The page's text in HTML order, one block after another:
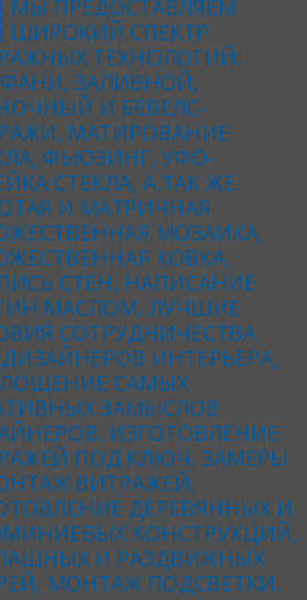
МЫ ПРЕДОСТАВЛЯЕМ
ШИРОКИЙ СПЕКТР
ТЕХНОЛОГИЙ:
ЗАЛИВНОЙ,
И БЕВЕЛС-
МАТИРОВАНИЕ
ФЬЮЗИНГ, УФО-
СТЕКЛА, А ТАК ЖЕ
И МАТРИЧНАЯ
МОЗАИКА,
КОВКА,
СТЕН, НАПИСАНИЕ
МАСЛОМ. ЛУЧШИЕ
СОТРУДНИЧЕСТВА
ИНТЕРЬЕРА,
САМЫХ
ЗАМЫСЛОВ
ИЗГОТОВЛЕНИЕ
ПОД КЛЮЧ. ЗАМЕРЫ
ВИТРАЖЕЙ,
ДЕРЕВЯННЫХ И
КОНСТРУКЦИЙ,
И РАЗДВИЖНЫХ
МОНТАЖ ПОДСВЕТКИ.